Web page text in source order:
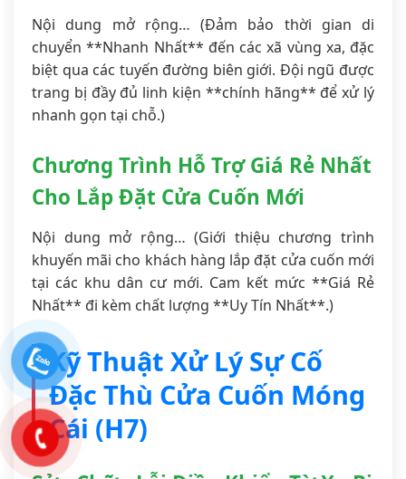
Nội dung mở rộng… (Đảm bảo thời gian di
chuyển **Nhanh Nhất** đến các xã vùng xa, đặc
biệt qua các tuyến đường biên giới. Đội ngũ được
trang bị đầy đủ linh kiện **chính hãng** để xử lý
nhanh gọn tại chỗ.)
Chương Trình Hỗ Trợ Giá Rẻ Nhất
Cho Lắp Đặt Cửa Cuốn Mới
Nội dung mở rộng… (Giới thiệu chương trình
khuyến mãi cho khách hàng lắp đặt cửa cuốn mới
tại các khu dân cư mới. Cam kết mức **Giá Rẻ
Nhất** đi kèm chất lượng **Uy Tín Nhất**.)
Kỹ Thuật Xử Lý Sự Cố
Đặc Thù Cửa Cuốn Móng
Cái (H7)